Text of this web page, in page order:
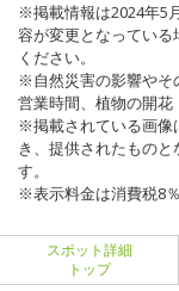
※掲載情報は2024年5
容が変更となってい
ください。
※自然災害の影響やそ
営業時間、植物の開花
※掲載されている画像
き、提供されたもの
す。
※表示料金は消費税8
スポット詳細
トップ